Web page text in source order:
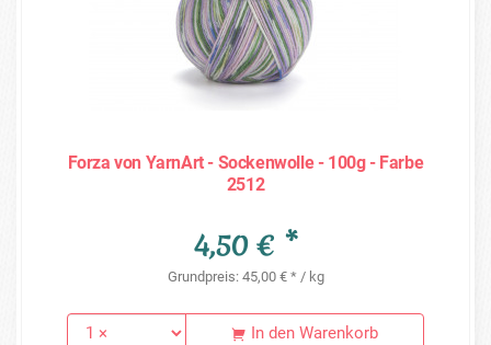
Forza von YarnArt - Sockenwolle - 100g - Farbe
2512
4,50 € *
Grundpreis: 45,00 € * / kg
In den Warenkorb